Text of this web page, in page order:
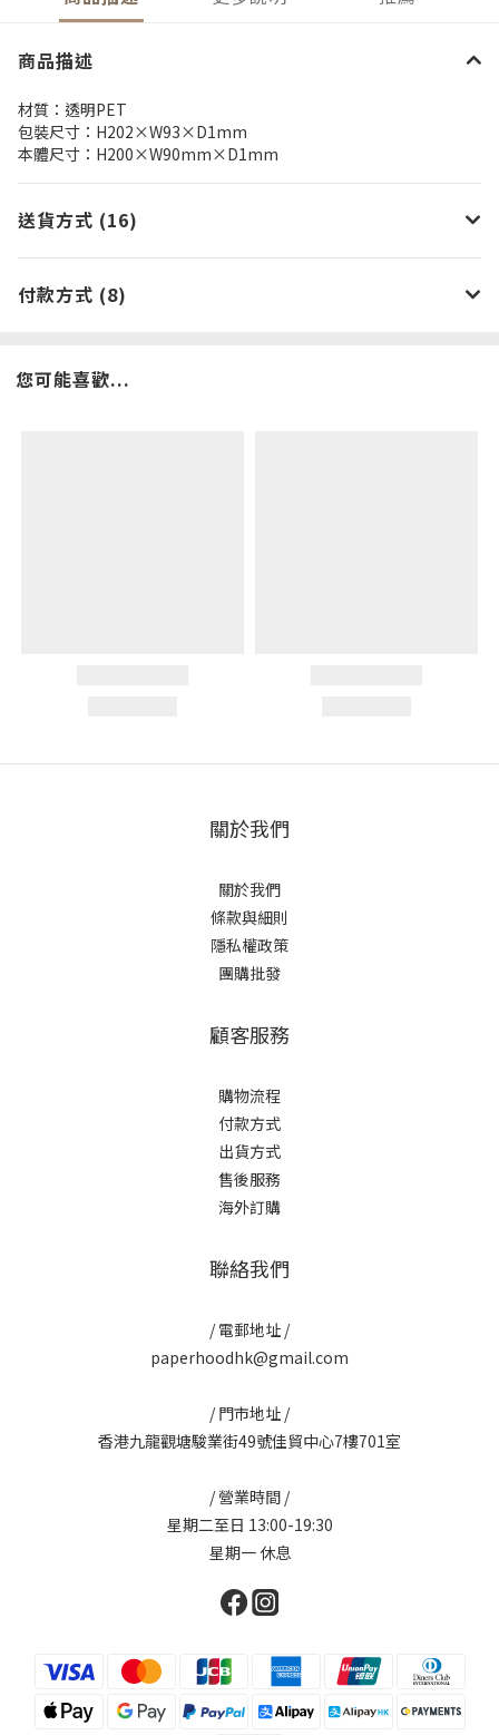
商品描述
材質：透明PET
包裝尺寸：H202×W93×D1mm
本體尺寸：H200×W90mm×D1mm
送貨方式 (16)
付款方式 (8)
您可能喜歡...
關於我們
關於我們
條款與細則
隱私權政策
團購批發
顧客服務
購物流程
付款方式
出貨方式
售後服務
海外訂購
聯絡我們
/ 電郵地址 /
paperhoodhk@gmail.com
/ 門市地址 /
香港九龍觀塘駿業街49號佳貿中心7樓701室
/ 營業時間 /
星期二至日 13:00-19:30
星期一 休息